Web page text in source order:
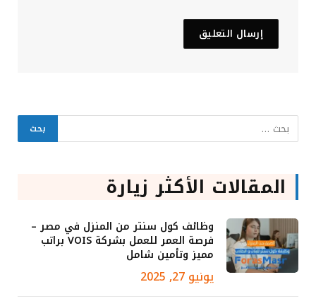
المقالات الأكثر زيارة
وظائف كول سنتر من المنزل في مصر –
فرصة العمر للعمل بشركة VOIS براتب
مميز وتأمين شامل
يونيو 27, 2025